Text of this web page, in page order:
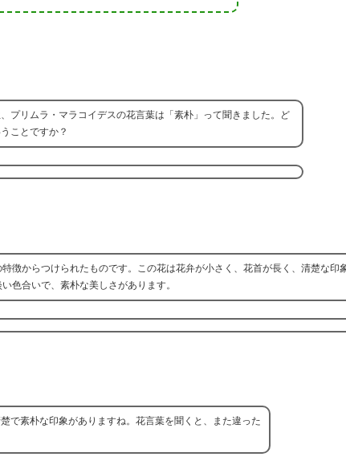
プリムラ・マラコイデスの花言葉は「素朴」って聞きました。ど
ことですか？
徴からつけられたものです。この花は花弁が小さく、花首が長く、清楚な印
色合いで、素朴な美しさがあります。
で素朴な印象がありますね。花言葉を聞くと、また違った